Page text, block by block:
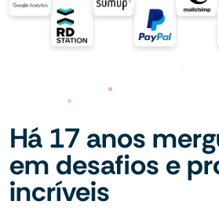
Há 17 anos
em desafios e
incríveis